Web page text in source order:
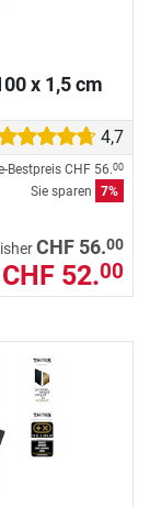
x 1,5 cm
4,7
Bestpreis CHF 56.00
Sie sparen 7%
CHF 56.00
CHF 52.00